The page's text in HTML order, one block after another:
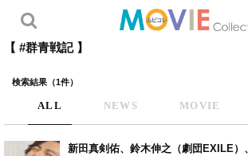
【 #群青戦記 】
検索結果（1件）
ALL NEWS MOVIE
新田真剣佑、鈴木伸之（劇団EXILE）